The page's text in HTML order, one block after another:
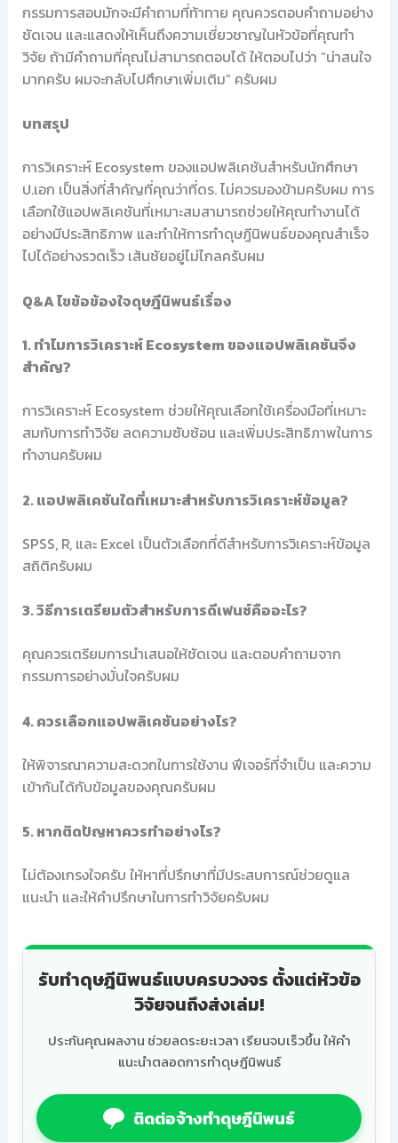
กรรมการสอบมักจะมีคำถามที่ท้าทาย คุณควรตอบคำถามอย่าง
ชัดเจน และแสดงให้เห็นถึงความเชี่ยวชาญในหัวข้อที่คุณทำ
วิจัย ถ้ามีคำถามที่คุณไม่สามารถตอบได้ ให้ตอบไปว่า “น่าสนใจ
มากครับ ผมจะกลับไปศึกษาเพิ่มเติม” ครับผม
บทสรุป
การวิเคราะห์ Ecosystem ของแอปพลิเคชันสำหรับนักศึกษา
ป.เอก เป็นสิ่งที่สำคัญที่คุณว่าที่ดร. ไม่ควรมองข้ามครับผม การ
เลือกใช้แอปพลิเคชันที่เหมาะสมสามารถช่วยให้คุณทำงานได้
อย่างมีประสิทธิภาพ และทำให้การทำดุษฎีนิพนธ์ของคุณสำเร็จ
ไปได้อย่างรวดเร็ว เส้นชัยอยู่ไม่ไกลครับผม
Q&A ไขข้อข้องใจดุษฎีนิพนธ์เรื่อง
1. ทำไมการวิเคราะห์ Ecosystem ของแอปพลิเคชันจึง
สำคัญ?
การวิเคราะห์ Ecosystem ช่วยให้คุณเลือกใช้เครื่องมือที่เหมาะ
สมกับการทำวิจัย ลดความซับซ้อน และเพิ่มประสิทธิภาพในการ
ทำงานครับผม
2. แอปพลิเคชันใดที่เหมาะสำหรับการวิเคราะห์ข้อมูล?
SPSS, R, และ Excel เป็นตัวเลือกที่ดีสำหรับการวิเคราะห์ข้อมูล
สถิติครับผม
3. วิธีการเตรียมตัวสำหรับการดีเฟนซ์คืออะไร?
คุณควรเตรียมการนำเสนอให้ชัดเจน และตอบคำถามจาก
กรรมการอย่างมั่นใจครับผม
4. ควรเลือกแอปพลิเคชันอย่างไร?
ให้พิจารณาความสะดวกในการใช้งาน ฟีเจอร์ที่จำเป็น และความ
เข้ากันได้กับข้อมูลของคุณครับผม
5. หากติดปัญหาควรทำอย่างไร?
ไม่ต้องเกรงใจครับ ให้หาที่ปรึกษาที่มีประสบการณ์ช่วยดูแล
แนะนำ และให้คำปรึกษาในการทำวิจัยครับผม
รับทำดุษฎีนิพนธ์แบบครบวงจร ตั้งแต่หัวข้อ
วิจัยจนถึงส่งเล่ม!
ประกันคุณผลงาน ช่วยลดระยะเวลา เรียนจบเร็วขึ้น ให้คำ
แนะนำตลอดการทำดุษฎีนิพนธ์
ติดต่อจ้างทำดุษฎีนิพนธ์